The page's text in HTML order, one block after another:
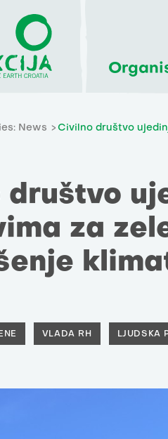
News Civilno društvo
društvo
za
VLADA RH LJUDSKA